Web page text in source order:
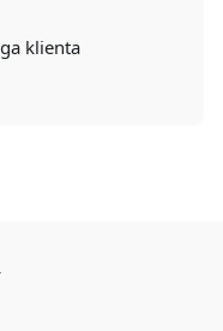
klienta